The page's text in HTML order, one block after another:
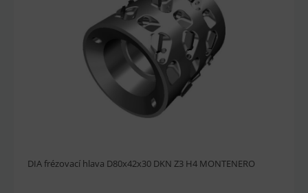
DIA frézovací hlava D80x42x30 DKN Z3 H4 MONTENERO